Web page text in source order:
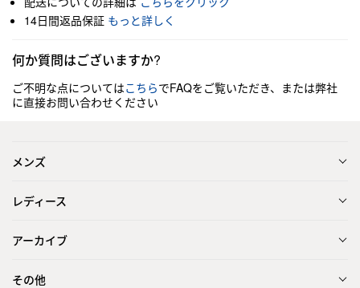
14日間返品保証 もっと詳しく
何か質問はございますか?
ご不明な点についてはこちらでFAQをご覧いただき、または弊社
に直接お問い合わせください
メンズ
レディース
アーカイブ
その他